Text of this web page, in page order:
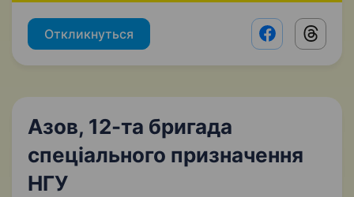
Откликнуться Facebook
Азов, 12-та бригада
спеціального призначення
НГУ